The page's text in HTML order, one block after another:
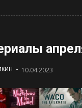
- 10.04.2023